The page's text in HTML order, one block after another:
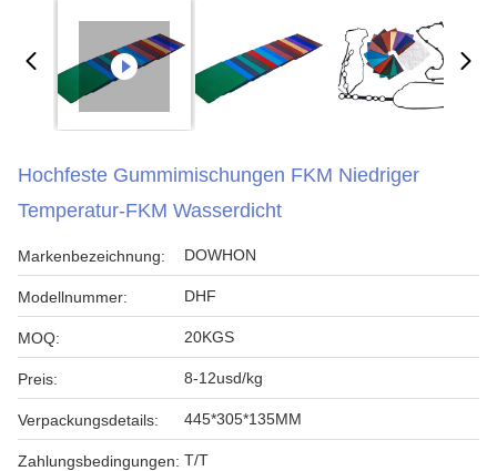
Hochfeste Gummimischungen FKM Niedriger
Temperatur-FKM Wasserdicht
Markenbezeichnung: DOWHON
Modellnummer: DHF
MOQ: 20KGS
Preis: 8-12usd/kg
Verpackungsdetails: 445*305*135MM
Zahlungsbedingungen: T/T